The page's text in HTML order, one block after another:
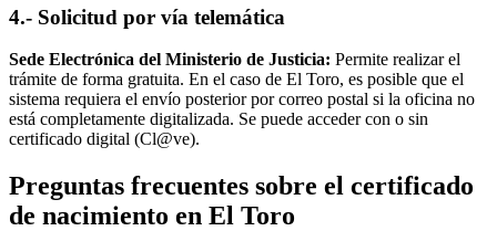
4.- Solicitud por vía telemática
Sede Electrónica del Ministerio de Justicia: Permite realizar el
trámite de forma gratuita. En el caso de El Toro, es posible que el
sistema requiera el envío posterior por correo postal si la oficina no
está completamente digitalizada. Se puede acceder con o sin
certificado digital (Cl@ve).
Preguntas frecuentes sobre el certificado
de nacimiento en El Toro